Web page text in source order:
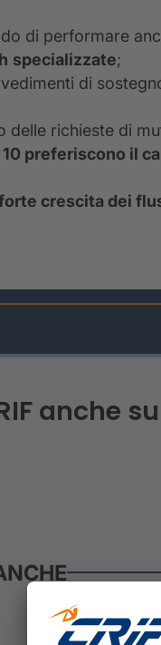
di performare
specializzate;
di
delle richieste di
preferiscono il
crescita dei
anche